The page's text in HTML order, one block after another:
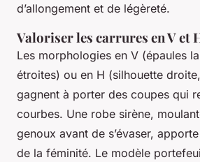
d’allongement et de légèreté.
Valoriser les carrures en V et
Les morphologies en V (épaules
étroites) ou en H (silhouette
gagnent à porter des coupes qui
courbes. Une robe sirène,
genoux avant de s’évaser,
de la féminité. Le modèle